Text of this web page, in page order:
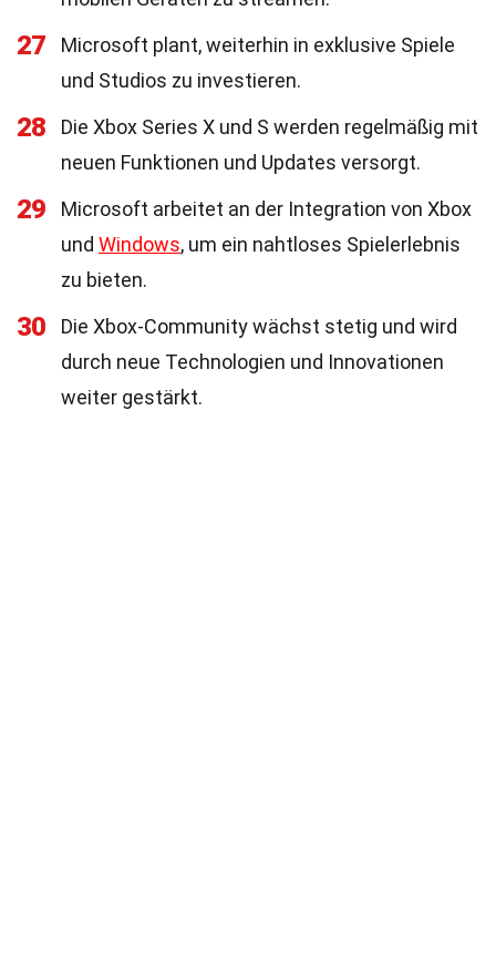
27
Microsoft plant, weiterhin in exklusive Spiele
und Studios zu investieren.
28
Die Xbox Series X und S werden regelmäßig mit
neuen Funktionen und Updates versorgt.
29
Microsoft arbeitet an der Integration von Xbox
und Windows, um ein nahtloses Spielerlebnis
zu bieten.
30
Die Xbox-Community wächst stetig und wird
durch neue Technologien und Innovationen
weiter gestärkt.